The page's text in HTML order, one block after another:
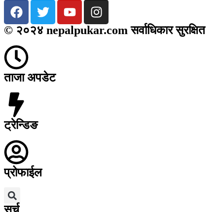
© २०२४ nepalpukar.com सर्वाधिकार सुरक्षित
ताजा अपडेट
ट्रेन्डिङ
प्रोफाईल